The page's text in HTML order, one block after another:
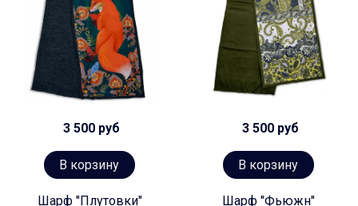
3 500 руб
В корзину
Шарф "Плутовки"
3 500 руб
В корзину
Шарф "Фьюжн"